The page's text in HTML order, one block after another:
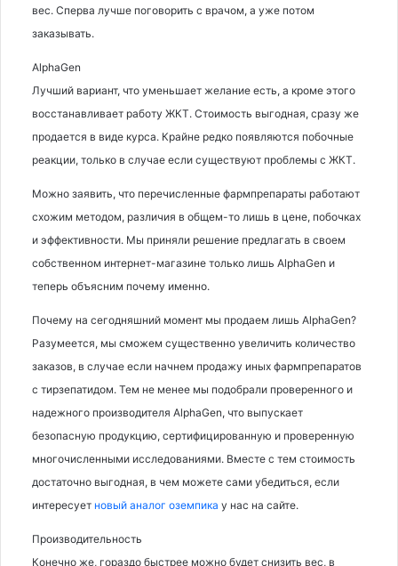
вес. Сперва лучше поговорить с врачом, а уже потом
заказывать.
AlphaGen
Лучший вариант, что уменьшает желание есть, а кроме этого
восстанавливает работу ЖКТ. Стоимость выгодная, сразу же
продается в виде курса. Крайне редко появляются побочные
реакции, только в случае если существуют проблемы с ЖКТ.
Можно заявить, что перечисленные фармпрепараты работают
схожим методом, различия в общем-то лишь в цене, побочках
и эффективности. Мы приняли решение предлагать в своем
собственном интернет-магазине только лишь AlphaGen и
теперь объясним почему именно.
Почему на сегодняшний момент мы продаем лишь AlphaGen?
Разумеется, мы сможем существенно увеличить количество
заказов, в случае если начнем продажу иных фармпрепаратов
с тирзепатидом. Тем не менее мы подобрали проверенного и
надежного производителя AlphaGen, что выпускает
безопасную продукцию, сертифицированную и проверенную
многочисленными исследованиями. Вместе с тем стоимость
достаточно выгодная, в чем можете сами убедиться, если
интересует новый аналог оземпика у нас на сайте.
Производительность
Конечно же, гораздо быстрее можно будет снизить вес, в